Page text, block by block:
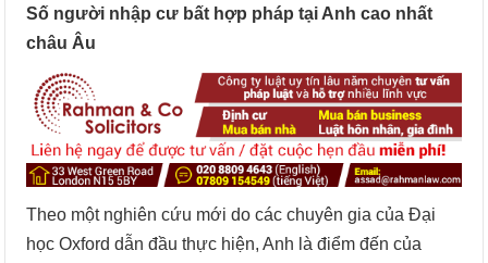
Số người nhập cư bất hợp pháp tại Anh cao nhất
châu Âu
Theo một nghiên cứu mới do các chuyên gia của Đại
học Oxford dẫn đầu thực hiện, Anh là điểm đến của